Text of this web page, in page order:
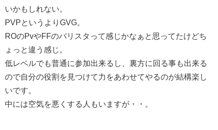
いかもしれない。
PVPというよりGVG。
ROのPvやFFのバリスタって感じかなぁと思ってたけどち
ょっと違う感じ。
低レベルでも普通に参加出来るし、裏方に回る事も出来る
ので自分の役割を見つけて力をあわせてやるのが結構楽し
いです。
中には空気を悪くする人もいますが・・。